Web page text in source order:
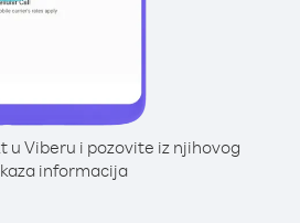
u Viberu i pozovite iz njihovog
informacija